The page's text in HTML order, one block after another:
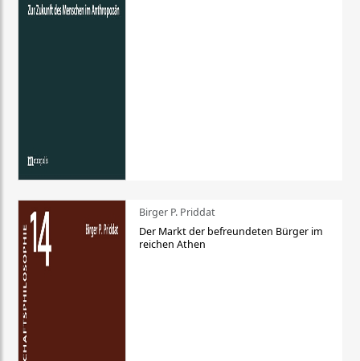
Birger P. Priddat
Der Markt der befreundeten Bürger im
reichen Athen